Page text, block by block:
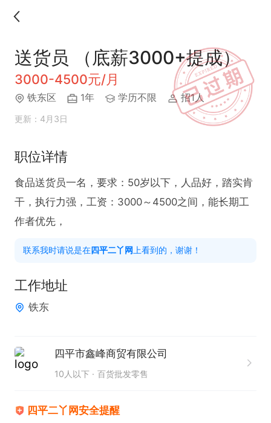
送货员 （底薪3000+提成）
3000-4500元/月
铁东区 1年 学历不限 招1人
更新：4月3日
职位详情
食品送货员一名，要求：50岁以下，人品好，踏实肯
干，执行力强，工资：3000～4500之间，能长期工
作者优先，
联系我时请说是在四平二丫网 上看到的，谢谢！
工作地址
铁东
四平市鑫峰商贸有限公司
10人以下 百货批发零售
四平二丫网安全提醒